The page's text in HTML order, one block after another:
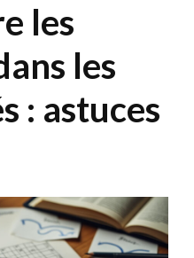
les
les
: astuces